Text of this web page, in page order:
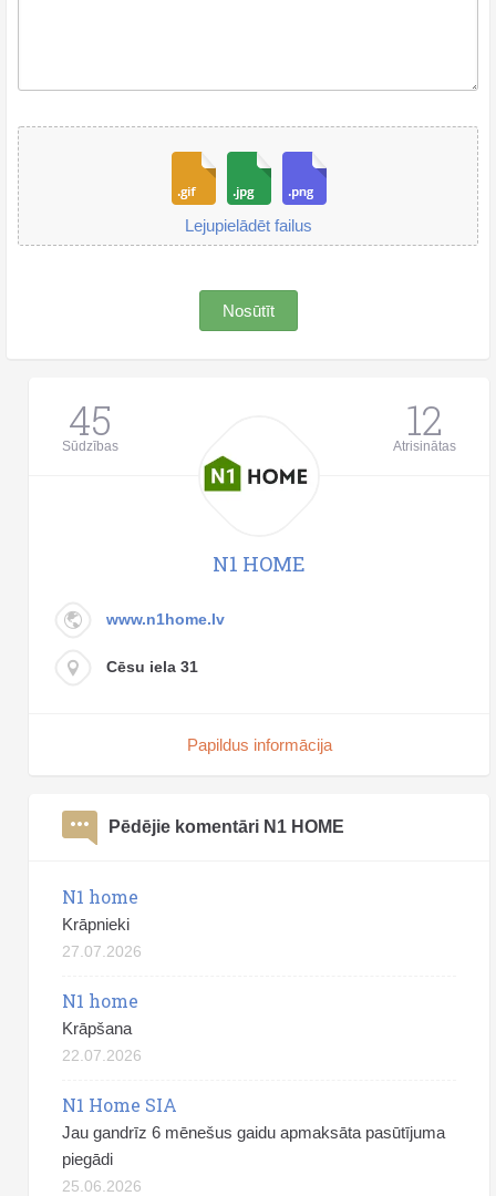
Lejupielādēt failus
Nosūtīt
45
Sūdzības 12
Atrisinātas
N1 HOME
www.n1home.lv
Cēsu iela 31
Papildus informācija
Pēdējie komentāri N1 HOME
N1 home
Krāpnieki
27.07.2026
N1 home
Krāpšana
22.07.2026
N1 Home SIA
Jau gandrīz 6 mēnešus gaidu apmaksāta pasūtījuma
piegādi
25.06.2026